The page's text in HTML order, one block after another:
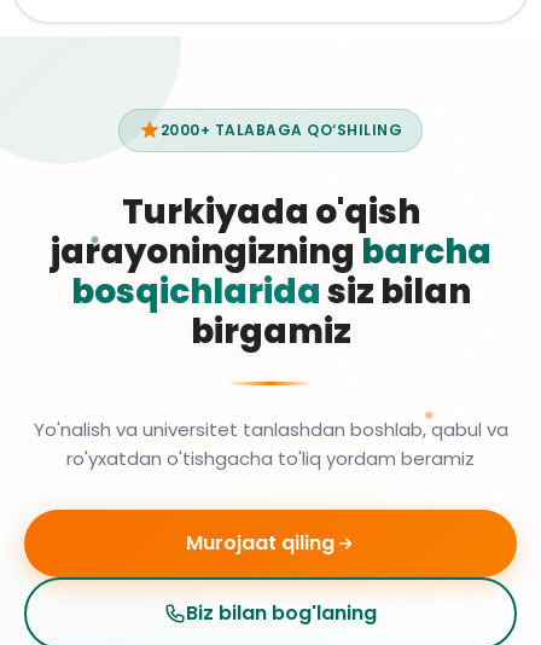
2000+ TALABAGA QO‘SHILING
Turkiyada o'qish
jarayoningizning barcha
bosqichlaridasiz bilan
birgamiz
Yo'nalish va universitet tanlashdan boshlab, qabul va
ro'yxatdan o'tishgacha to'liq yordam beramiz
Murojaat qiling
Biz bilan bog'laning